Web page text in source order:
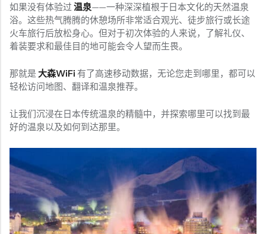
如果没有体验过 温泉——一种深深植根于日本文化的天然温泉
浴。这些热气腾腾的休憩场所非常适合观光、徒步旅行或长途
火车旅行后放松身心。但对于初次体验的人来说，了解礼仪、
着装要求和最佳目的地可能会令人望而生畏。
那就是 大森WiFi 有了高速移动数据，无论您走到哪里，都可以
轻松访问地图、翻译和温泉推荐。
让我们沉浸在日本传统温泉的精髓中，并探索哪里可以找到最
好的温泉以及如何到达那里。